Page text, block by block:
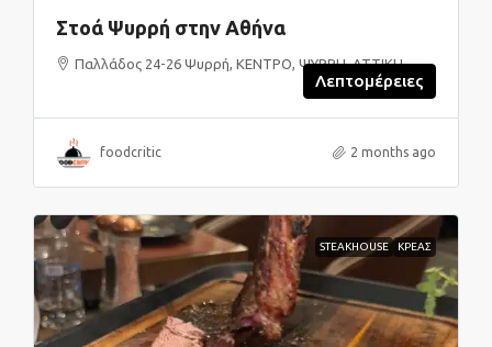
Στοά Ψυρρή στην Αθήνα
Παλλάδος 24-26 Ψυρρή, ΚΕΝΤΡΟ, ΨΥΡΡΗ, ΑΤΤΙΚΗ
Λεπτομέρειες
foodcritic 2 months ago
STEAKHOUSE ΚΡΕΑΣ